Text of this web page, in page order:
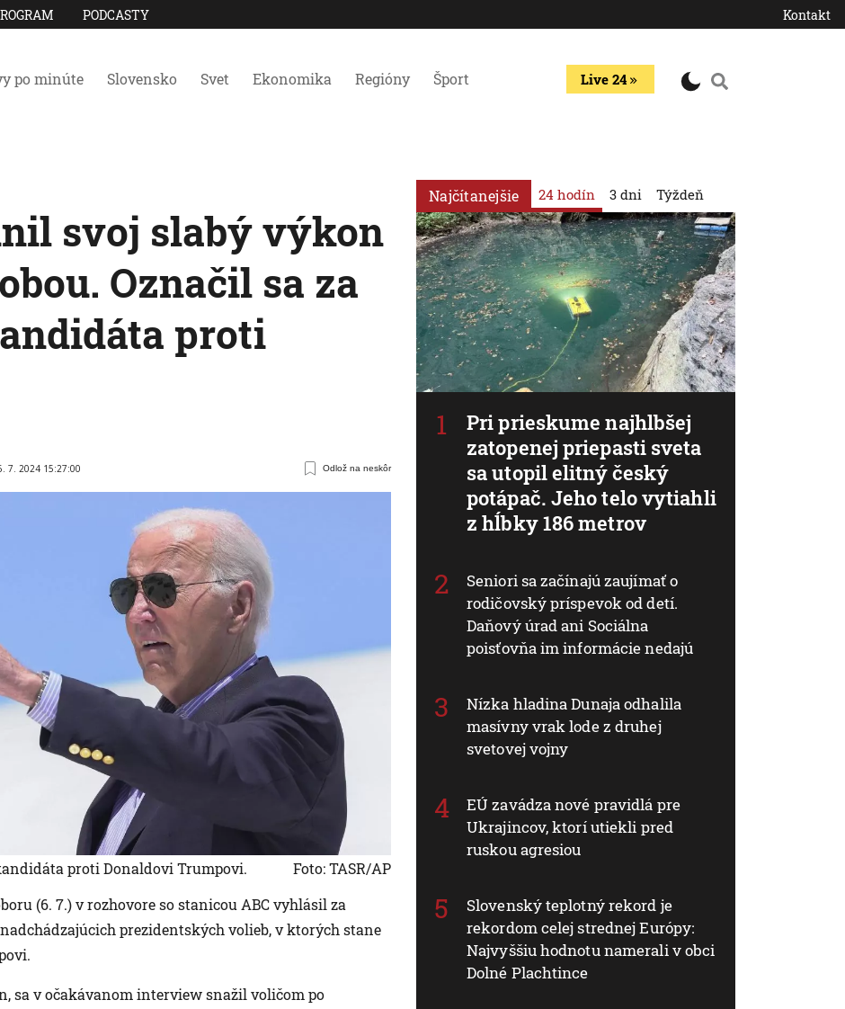
PODCASTY Kontakt
po minúte Slovensko Svet Ekonomika Regióny Šport Live 24
svoj slabý výkon
Označil sa za
proti
7. 2024 15:27:00 Odlož na neskôr
proti Donaldovi Trumpovi.
Foto: TASR/AP
(6. 7.) v rozhovore so stanicou ABC vyhlásil za
prezidentských volieb, v ktorých stane
sa v očakávanom interview snažil voličom po
Najčítanejšie 24 hodín
Pri prieskume najhlbšej
zatopenej priepasti sveta
sa utopil elitný český
potápač. Jeho telo vytiahli
z hĺbky 186 metrov
Seniori sa začínajú zaujímať o
rodičovský príspevok od detí.
Daňový úrad ani Sociálna
poisťovňa im informácie nedajú
Nízka hladina Dunaja odhalila
masívny vrak lode z druhej
svetovej vojny
EÚ zavádza nové pravidlá pre
Ukrajincov, ktorí utiekli pred
ruskou agresiou
Slovenský teplotný rekord je
rekordom celej strednej Európy:
Najvyššiu hodnotu namerali v obci
Dolné Plachtince
3 dni Týždeň